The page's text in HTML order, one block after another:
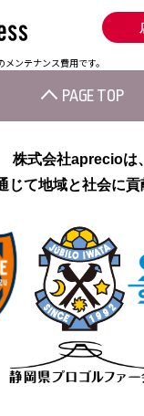
ンテナンス費用です。
PAGE TOP
株式会社aprecioは、
じて地域と社会に貢